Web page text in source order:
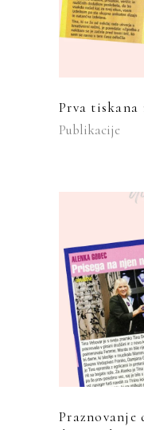
Prva tiskana
Publikacije
Praznovanje